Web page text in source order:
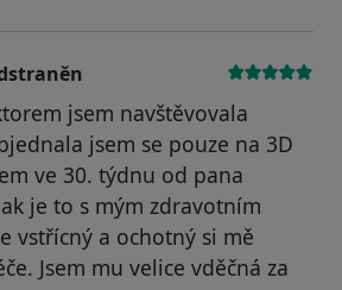
jsem navštěvovala
jsem se pouze na 3D
ve 30. týdnu od pana
je to s mým zdravotním
vstřícný a ochotný si mě
Jsem mu velice vděčná za